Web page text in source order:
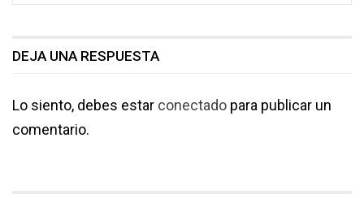
DEJA UNA RESPUESTA
Lo siento, debes estar conectado para publicar un
comentario.